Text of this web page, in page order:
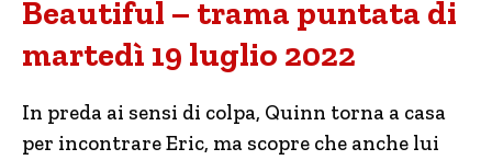
Beautiful – trama puntata di
martedì 19 luglio 2022
In preda ai sensi di colpa, Quinn torna a casa
per incontrare Eric, ma scopre che anche lui